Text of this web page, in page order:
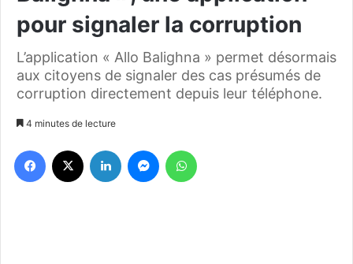
pour signaler la corruption
L’application « Allo Balighna » permet désormais
aux citoyens de signaler des cas présumés de
corruption directement depuis leur téléphone.
4 minutes de lecture